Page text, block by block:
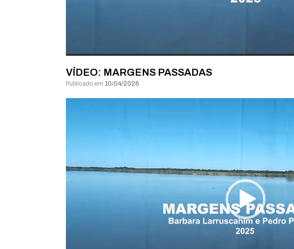
VÍDEO: MARGENS PASSADAS
Publicado em 10/04/2026